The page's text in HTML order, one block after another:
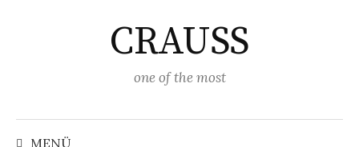
CRAUSS
one of the most
MENÜ
Suchen